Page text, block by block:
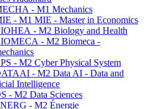
- M1 Mechanics
- M1 MIE - Master in Economics
- M2 Biology and Health
- M2 Biomeca -
- M2 Cyber Physical System
- M2 Data AI - Data and
Intelligence
- M2 Data Sciences
- M2 Énergie